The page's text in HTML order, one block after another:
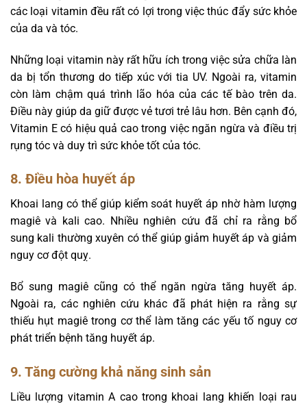
các loại vitamin đều rất có lợi trong việc thúc đẩy sức khỏe
của da và tóc.
Những loại vitamin này rất hữu ích trong việc sửa chữa làn
da bị tổn thương do tiếp xúc với tia UV. Ngoài ra, vitamin
còn làm chậm quá trình lão hóa của các tế bào trên da.
Điều này giúp da giữ được vẻ tươi trẻ lâu hơn. Bên cạnh đó,
Vitamin E có hiệu quả cao trong việc ngăn ngừa và điều trị
rụng tóc và duy trì sức khỏe tốt của tóc.
8. Điều hòa huyết áp
Khoai lang có thể giúp kiểm soát huyết áp nhờ hàm lượng
magiê và kali cao. Nhiều nghiên cứu đã chỉ ra rằng bổ
sung kali thường xuyên có thể giúp giảm huyết áp và giảm
nguy cơ đột quỵ.
Bổ sung magiê cũng có thể ngăn ngừa tăng huyết áp.
Ngoài ra, các nghiên cứu khác đã phát hiện ra rằng sự
thiếu hụt magiê trong cơ thể làm tăng các yếu tố nguy cơ
phát triển bệnh tăng huyết áp.
9. Tăng cường khả năng sinh sản
Liều lượng vitamin A cao trong khoai lang khiến loại rau